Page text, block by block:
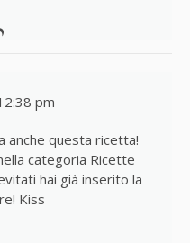
pm
anche questa ricetta!
categoria Ricette
hai già inserito la
Kiss